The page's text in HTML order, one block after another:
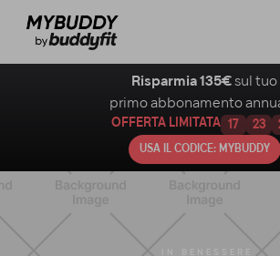
Risparmia 135€ sul tuo
primo abbonamento
OFFERTA LIMITATA 17 23
USA IL CODICE: MYBUDDY